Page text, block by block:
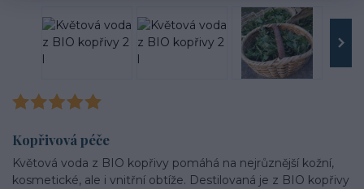
Kopřivová péče
Květová voda z BIO kopřivy pomáhá na nejrůznější kožní,
kosmetické, ale i vnitřní obtíže. Destilovaná je z BIO kopřivy